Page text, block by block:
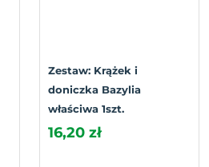
Zestaw: Krążek i
doniczka Bazylia
właściwa 1szt.
16,20 zł